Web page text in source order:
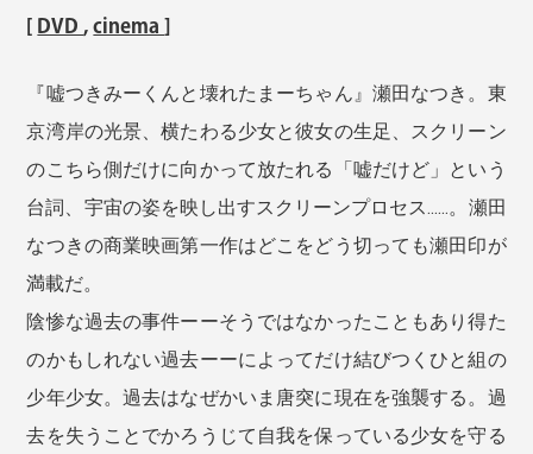
[DVD,cinema]
『嘘つきみーくんと壊れたまーちゃん』瀬田なつき。東
京湾岸の光景、横たわる少女と彼女の生足、スクリーン
のこちら側だけに向かって放たれる「嘘だけど」という
台詞、宇宙の姿を映し出すスクリーンプロセス……。瀬田
なつきの商業映画第一作はどこをどう切っても瀬田印が
満載だ。
陰惨な過去の事件ーーそうではなかったこともあり得た
のかもしれない過去ーーによってだけ結びつくひと組の
少年少女。過去はなぜかいま唐突に現在を強襲する。過
去を失うことでかろうじて自我を保っている少女を守る